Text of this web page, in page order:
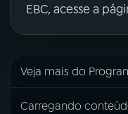
EBC, acesse a
Veja mais do
Carregando